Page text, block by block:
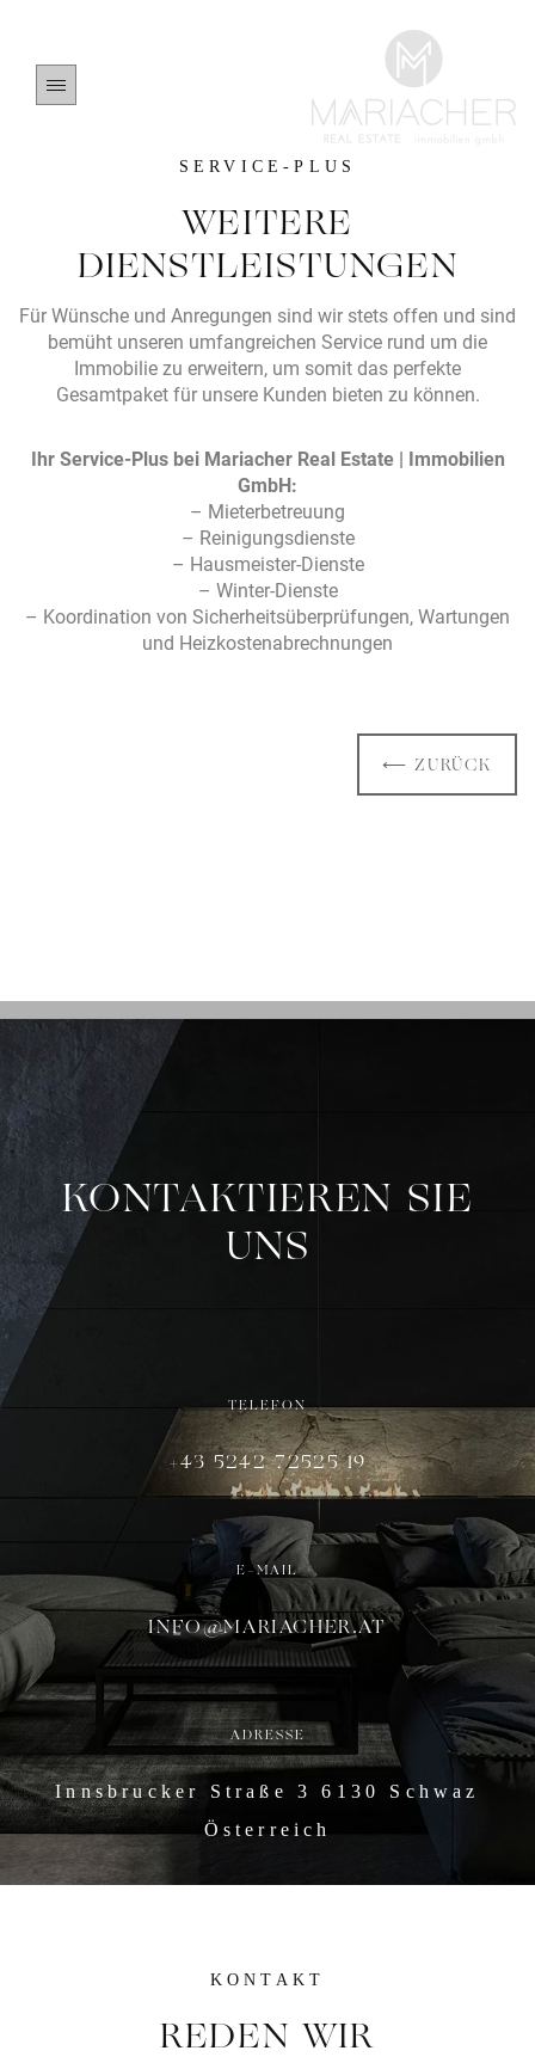
SERVICE-PLUS
WEITERE
DIENSTLEISTUNGEN
Für Wünsche und Anregungen sind wir stets offen und sind
bemüht unseren umfangreichen Service rund um die
Immobilie zu erweitern, um somit das perfekte
Gesamtpaket für unsere Kunden bieten zu können.
Ihr Service-Plus bei Mariacher Real Estate | Immobilien
GmbH:
– Mieterbetreuung
– Reinigungsdienste
– Hausmeister-Dienste
– Winter-Dienste
– Koordination von Sicherheitsüberprüfungen, Wartungen
und Heizkostenabrechnungen
⟵ ZURÜCK
KONTAKTIEREN SIE
UNS
TELEFON
+43 5242 72525 19
E-MAIL
INFO@MARIACHER.AT
ADRESSE
Innsbrucker Straße 3 6130 Schwaz
Österreich
KONTAKT
REDEN WIR